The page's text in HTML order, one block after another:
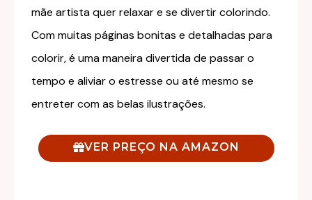
mãe artista quer relaxar e se divertir colorindo.
Com muitas páginas bonitas e detalhadas para
colorir, é uma maneira divertida de passar o
tempo e aliviar o estresse ou até mesmo se
entreter com as belas ilustrações.
VER PREÇO NA AMAZON